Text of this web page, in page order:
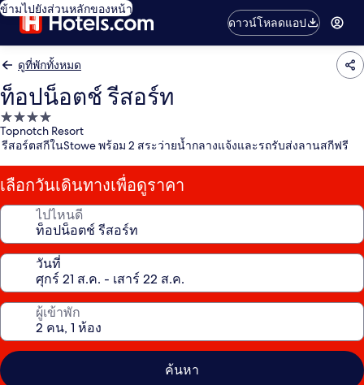
ข้ามไปยังส่วนหลักของหน้า
ดาวน์โหลดแอป
ดูที่พักทั้งหมด
ท็อปน็อตช์ รีสอร์ท
ที่พัก
4.0
Topnotch Resort
รีสอร์ตสกีในStowe พร้อม 2 สระว่ายน้ำกลางแจ้งและรถรับส่งลานสกีฟรี
เลือกวันเดินทางเพื่อดูราคา
ไปไหนดี
วันที่
ผู้เข้าพัก
ค้นหา